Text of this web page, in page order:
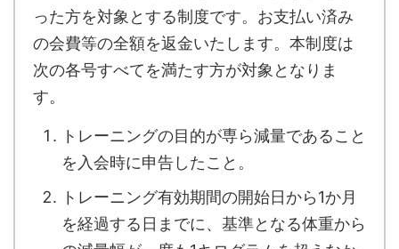
った方を対象とする制度です。お支払い済み
の会費等の全額を返金いたします。本制度は
次の各号すべてを満たす方が対象となりま
す。
トレーニングの目的が専ら減量であること
を入会時に申告したこと。
トレーニング有効期間の開始日から1か月
を経過する日までに、基準となる体重から